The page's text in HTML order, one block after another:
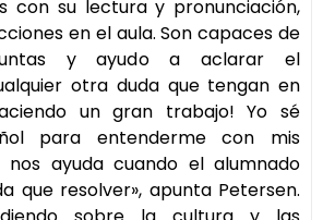
con su lectura y pronunciación,
en el aula. Son capaces de
y ayudo a aclarar el
otra duda que tengan en
un gran trabajo! Yo sé
para entenderme con mis
nos ayuda cuando el alumnado
que resolver», apunta Petersen.